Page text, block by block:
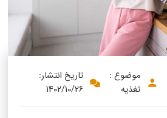
موضوع :
تغذیه
تاریخ انتشار:
1402/10/26